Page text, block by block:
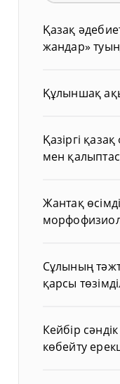
Қазақ
жандар»
Құлыншақ
Қазіргі
мен
Жантақ
Сұлының
қарсы
Кейбір
көбейту